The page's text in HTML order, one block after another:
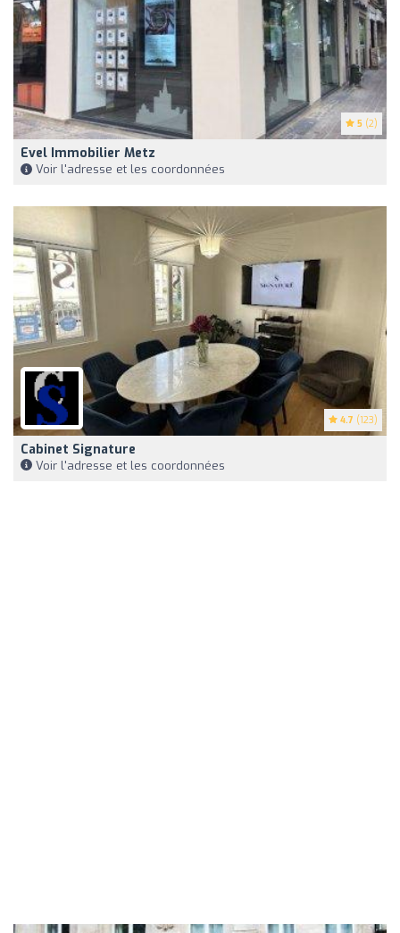
5 (2)
Evel Immobilier Metz
Voir l'adresse et les coordonnées
4.7 (123)
Cabinet Signature
Voir l'adresse et les coordonnées